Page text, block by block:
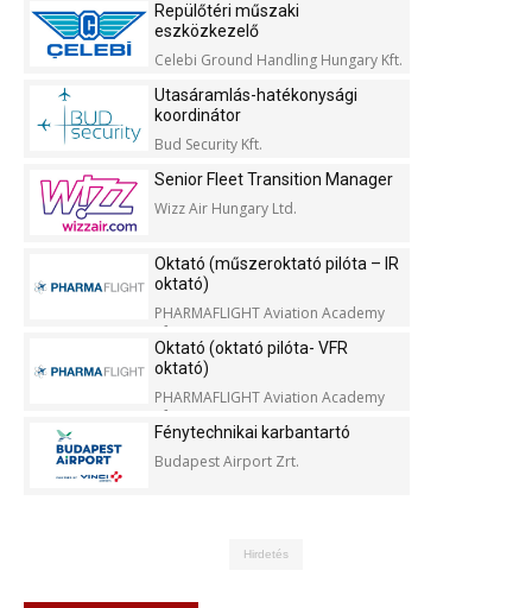
Repülőtéri műszaki
eszközkezelő
Celebi Ground Handling Hungary Kft.
Utasáramlás-hatékonysági
koordinátor
Bud Security Kft.
Senior Fleet Transition Manager
Wizz Air Hungary Ltd.
Oktató (műszeroktató pilóta – IR
oktató)
PHARMAFLIGHT Aviation Academy
Kft.
Oktató (oktató pilóta- VFR
oktató)
PHARMAFLIGHT Aviation Academy
Kft.
Fénytechnikai karbantartó
Budapest Airport Zrt.
Hirdetés